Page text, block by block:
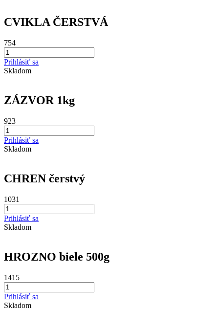
CVIKLA ČERSTVÁ
754
Prihlásiť sa
Skladom
ZÁZVOR 1kg
923
Prihlásiť sa
Skladom
CHREN čerstvý
1031
Prihlásiť sa
Skladom
HROZNO biele 500g
1415
Prihlásiť sa
Skladom